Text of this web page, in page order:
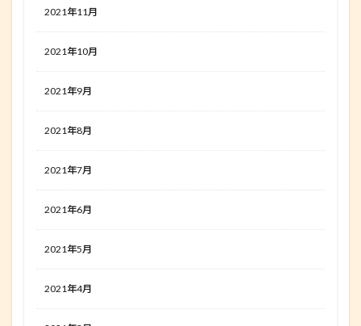
2021年11月
2021年10月
2021年9月
2021年8月
2021年7月
2021年6月
2021年5月
2021年4月